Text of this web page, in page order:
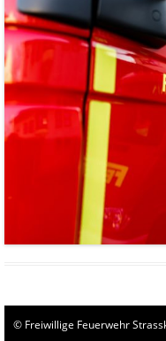
© Freiwillige Feuerwehr